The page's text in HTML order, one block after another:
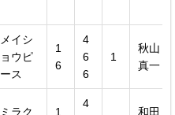
メイシ
ョウピ
ース
1
6
4
6
6
1
秋山
真一
ミラク
1
4
和田